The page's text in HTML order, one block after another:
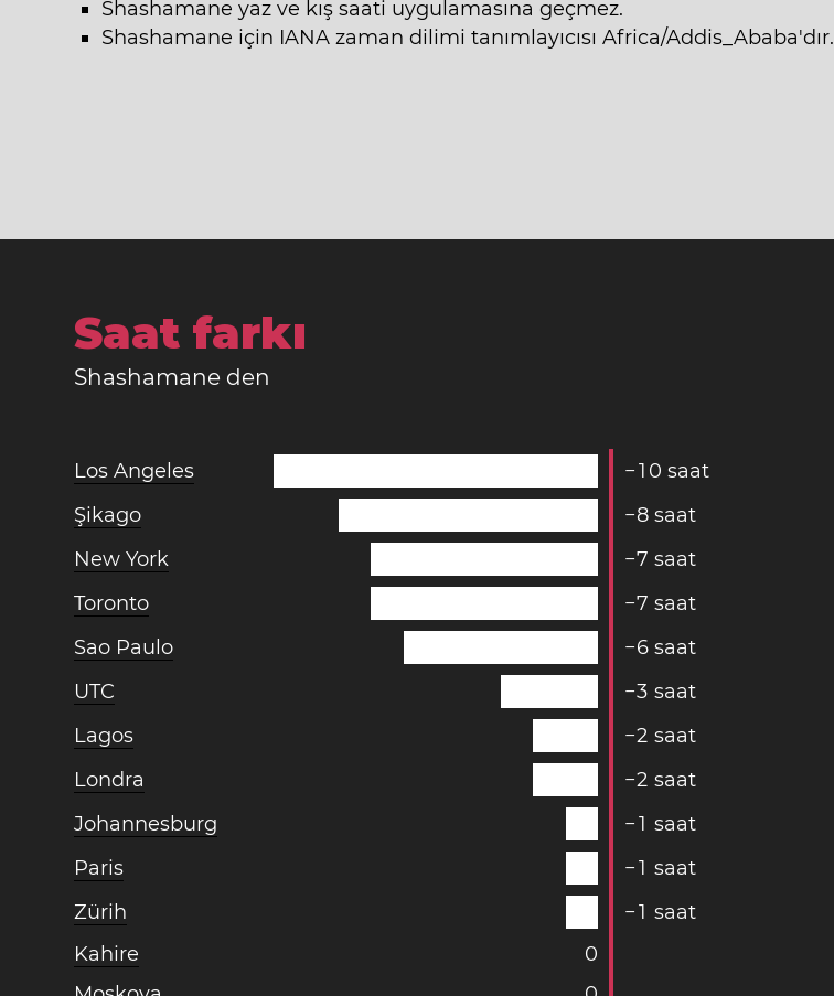
Shashamane yaz ve kış saati uygulamasına geçmez.
Shashamane için IANA zaman dilimi tanımlayıcısı Africa/Addis_Ababa'dır.
Saat farkı
Shashamane den
Los Angeles −1 0 saat
Şikago
−8 saat
New York
−7 saat
Toronto
−7 saat
Sao Paulo
−6 saat
UTC
−3 saat
Lagos
−2 saat
Londra
−2 saat
Johannesburg
−1 saat
Paris
−1 saat
Zürih
−1 saat
Kahire
0